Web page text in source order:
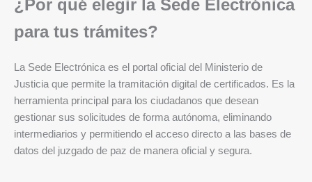
¿Por qué elegir la Sede Electrónica
para tus trámites?
La Sede Electrónica es el portal oficial del Ministerio de
Justicia que permite la tramitación digital de certificados. Es la
herramienta principal para los ciudadanos que desean
gestionar sus solicitudes de forma autónoma, eliminando
intermediarios y permitiendo el acceso directo a las bases de
datos del juzgado de paz de manera oficial y segura.